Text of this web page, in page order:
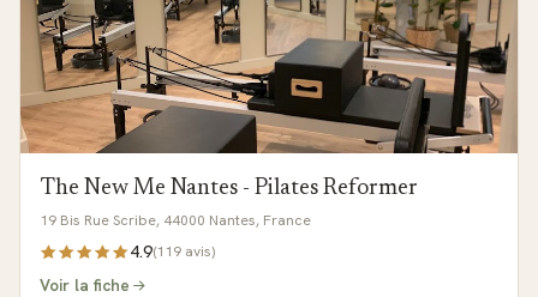
The New Me Nantes - Pilates Reformer
19 Bis Rue Scribe, 44000 Nantes, France
4.9(119 avis)
Voir la fiche